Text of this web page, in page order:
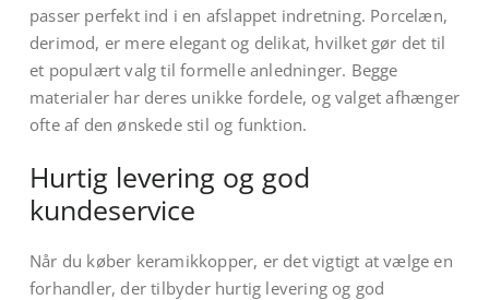
passer perfekt ind i en afslappet indretning. Porcelæn,
derimod, er mere elegant og delikat, hvilket gør det til
et populært valg til formelle anledninger. Begge
materialer har deres unikke fordele, og valget afhænger
ofte af den ønskede stil og funktion.
Hurtig levering og god
kundeservice
Når du køber keramikkopper, er det vigtigt at vælge en
forhandler, der tilbyder hurtig levering og god